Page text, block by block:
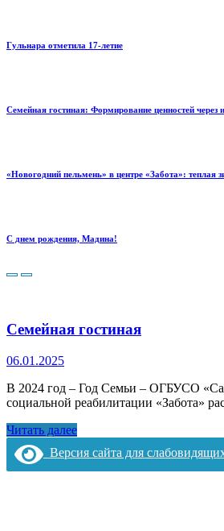
Гульнара отметила 17‑летие
Семейная гостиная: Формирование ценностей через
«Новогодний пельмень» в центре «Забота»: теплая
С днем рождения, Мадина!
Семейная гостиная
06.01.2025
В 2024 год – Год Семьи – ОГБУСО
социальной реабилитации «Забота»
Читать далее
Версия сайта для